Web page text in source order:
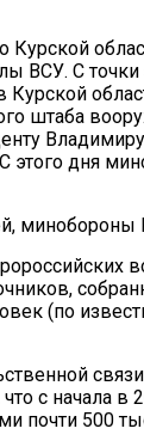
ВСУ. С точки
Курской
штаба
этого дня
минобороны
(по
с начала
почти 500